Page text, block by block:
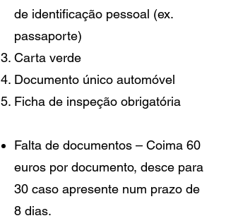
de identificação pessoal (ex.
passaporte)
Carta verde
Documento único automóvel
Ficha de inspeção obrigatória
Falta de documentos – Coima 60
euros por documento, desce para
30 caso apresente num prazo de
8 dias.